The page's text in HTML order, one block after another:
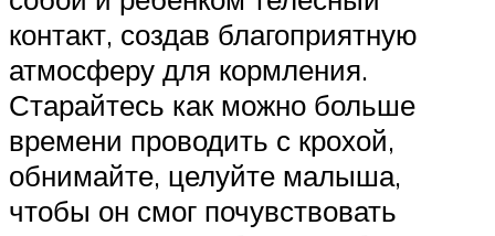
контакт, создав благоприятную
атмосферу для кормления.
Старайтесь как можно больше
времени проводить с крохой,
обнимайте, целуйте малыша,
чтобы он смог почувствовать